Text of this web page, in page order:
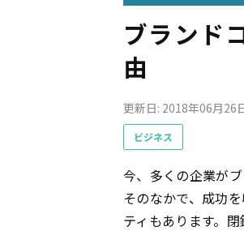
ブランド
由
更新日: 2018年06月26
ビジネス
今、多くの企業が
そのなかで、成功
ティもあります。